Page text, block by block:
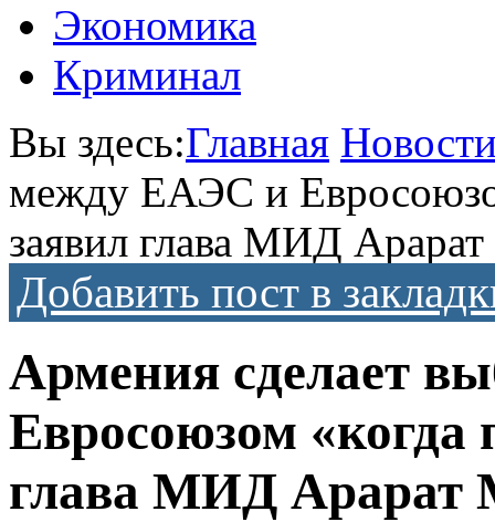
Экономика
Криминал
Вы здесь:Главная
между ЕАЭС и
заявил глава МИД
Добавить пост в
Армения сделает
Евросоюзом «когда
глава МИД Арарат